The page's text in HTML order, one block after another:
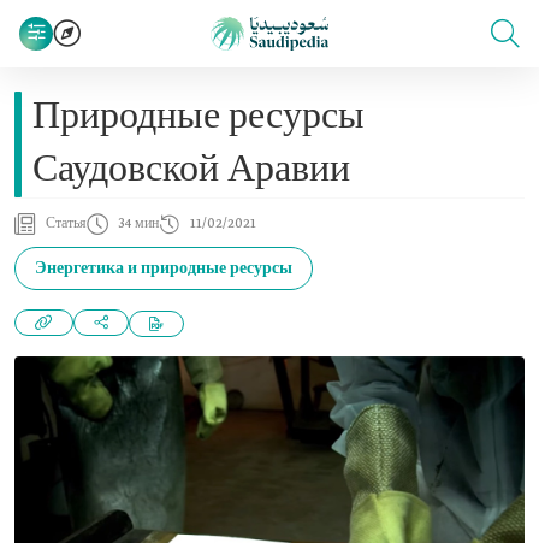
Природные ресурсы
Саудовской Аравии
Статья 34 мин 11/02/2021
Энергетика и природные ресурсы